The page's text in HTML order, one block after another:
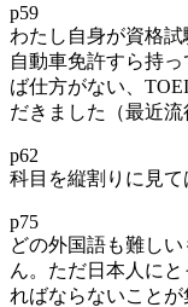
p59
わたし自身が資格試
自動車免許すら持
ば仕方がない、
だきました（最近流
p62
科目を縦割りに見て
p75
どの外国語も難し
ん。ただ日本人に
ればならないこと